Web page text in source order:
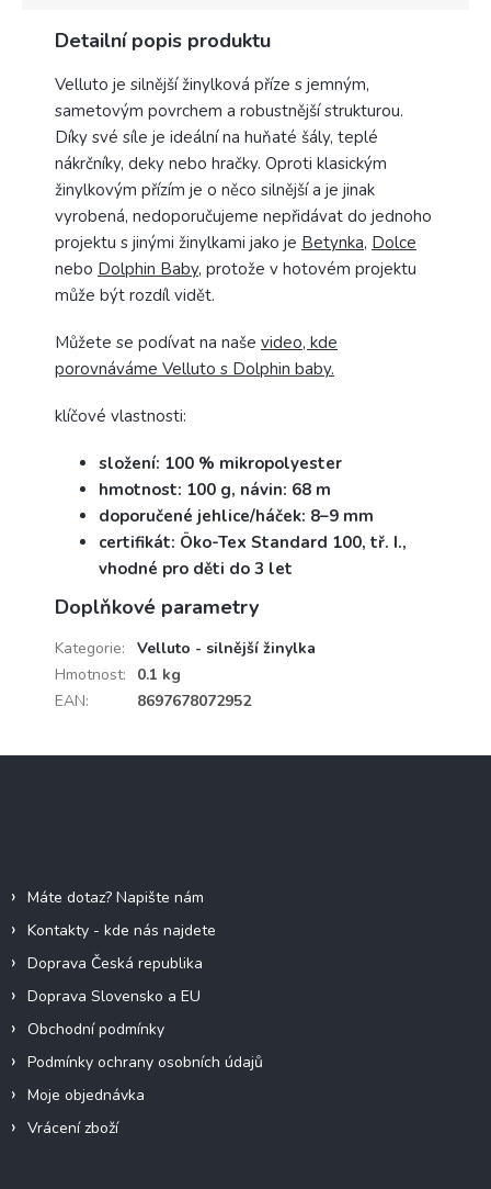
Detailní popis produktu
Velluto je silnější žinylková příze s jemným,
sametovým povrchem a robustnější strukturou.
Díky své síle je ideální na huňaté šály, teplé
nákrčníky, deky nebo hračky. Oproti klasickým
žinylkovým přízím je o něco silnější a je jinak
vyrobená, nedoporučujeme nepřidávat do jednoho
projektu s jinými žinylkami jako je Betynka, Dolce
nebo Dolphin Baby, protože v hotovém projektu
může být rozdíl vidět.
Můžete se podívat na naše video, kde
porovnáváme Velluto s Dolphin baby.
klíčové vlastnosti:
složení: 100 % mikropolyester
hmotnost: 100 g, návin: 68 m
doporučené jehlice/háček: 8–9 mm
certifikát: Öko-Tex Standard 100, tř. I.,
vhodné pro děti do 3 let
Doplňkové parametry
Kategorie:
Velluto - silnější žinylka
Hmotnost:
0.1 kg
EAN: 8697678072952
Máte dotaz? Napište nám
Kontakty - kde nás najdete
Doprava Česká republika
Doprava Slovensko a EU
Obchodní podmínky
Podmínky ochrany osobních údajů
Moje objednávka
Vrácení zboží